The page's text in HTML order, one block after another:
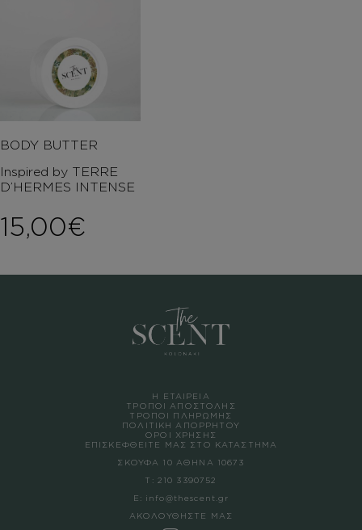
BODY BUTTER
Inspired by TERRE
D’HERMES INTENSE
15,00€
Η ΕΤΑΙΡΕΙΑ
ΤΡΟΠΟΙ ΑΠΟΣΤΟΛΗΣ
ΤΡΟΠΟΙ ΠΛΗΡΩΜΗΣ
ΠΟΛΙΤΙΚΗ ΑΠΟΡΡΗΤΟΥ
ΟΡΟΙ ΧΡΗΣΗΣ
ΕΠΙΣΚΕΦΘΕΙΤΕ ΜΑΣ ΣΤΟ ΚΑΤΑΣΤΗΜΑ
ΣΚΟΥΦΑ 10 ΑΘΗΝΑ 10673
Τ: 210 3390752
Ε: info@thescent.gr
ΑΚΟΛΟΥΘΗΣΤΕ ΜΑΣ